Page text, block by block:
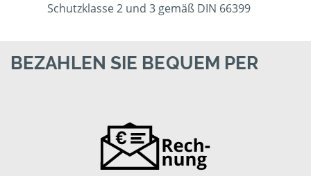
Schutzklasse 2 und 3 gemäß DIN 66399
BEZAHLEN SIE BEQUEM PER